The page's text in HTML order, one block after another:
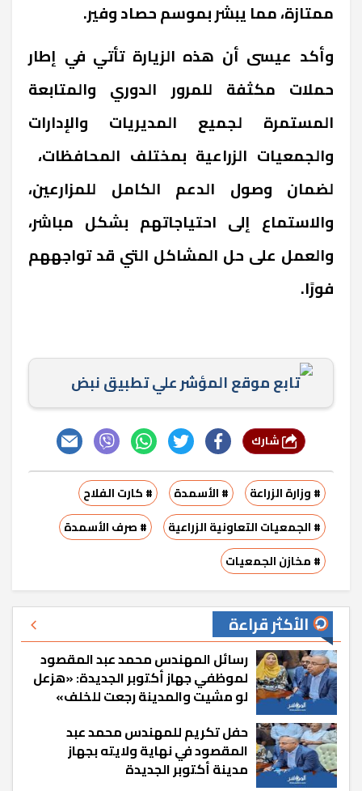
ممتازة، مما يبشر بموسم حصاد وفير.
وأكد عيسى أن هذه الزيارة تأتي في إطار
حملات مكثفة للمرور الدوري والمتابعة
المستمرة لجميع المديريات والإدارات
والجمعيات الزراعية بمختلف المحافظات،
لضمان وصول الدعم الكامل للمزارعين،
والاستماع إلى احتياجاتهم بشكل مباشر،
والعمل على حل المشاكل التي قد تواجههم
فورًا.
تابع موقع المؤشر علي تطبيق نبض
# وزارة الزراعة # الأسمدة
# كارت الفلاح
# الجمعيات التعاونية الزراعية
# صرف الأسمدة
# مخازن الجمعيات
الأكثر قراءة
رسائل المهندس محمد عبد المقصود
لموظفي جهاز أكتوبر الجديدة: «هزعل
لو مشيت والمدينة رجعت للخلف»
حفل تكريم للمهندس محمد عبد
المقصود في نهاية ولايته بجهاز
مدينة أكتوبر الجديدة